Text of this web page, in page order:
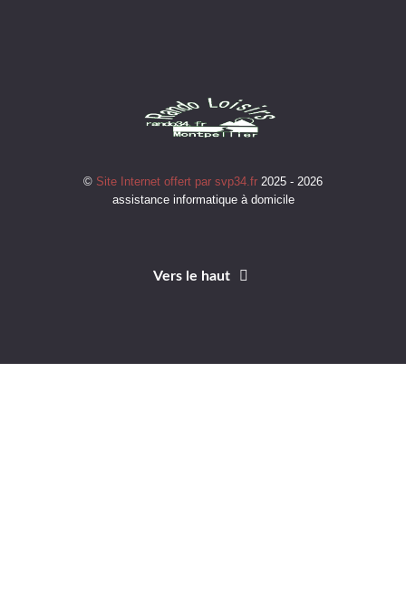
© Site Internet offert par svp34.fr 2025 - 2026
assistance informatique à domicile
Vers le haut